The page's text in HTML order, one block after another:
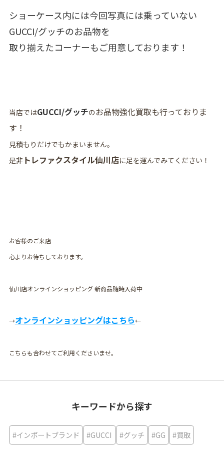
ショーケース内には今回写真には乗っていない
GUCCI/グッチのお品物を
取り揃えたコーナーもご用意しております！
当店ではGUCCI/グッチのお品物強化買取も行っておりま
す！
見積もりだけでもかまいません。
是非トレファクスタイル仙川店に足を運んでみてください！
お客様のご来店
心よりお待ちしております。
仙川店オンラインショッピング 新商品随時入荷中
→オンラインショッピングはこちら←
こちらも合わせてご利用くださいませ。
キーワードから探す
#インポートブランド #GUCCI #グッチ #GG #買取